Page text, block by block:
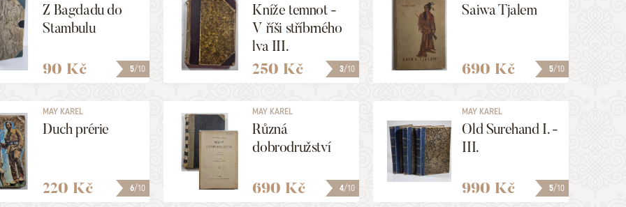
5/10
Z Bagdadu do
Stambulu
90 Kč 3/10
Kníže temnot -
V říši stříbrného
lva III.
250 Kč 5/10
Saiwa Tjalem
690 Kč
6/10
MAY KAREL
Duch prérie
220 Kč 4/10
MAY KAREL
Různá
dobrodružství
690 Kč 5/10
MAY KAREL
Old Surehand I. -
III.
990 Kč